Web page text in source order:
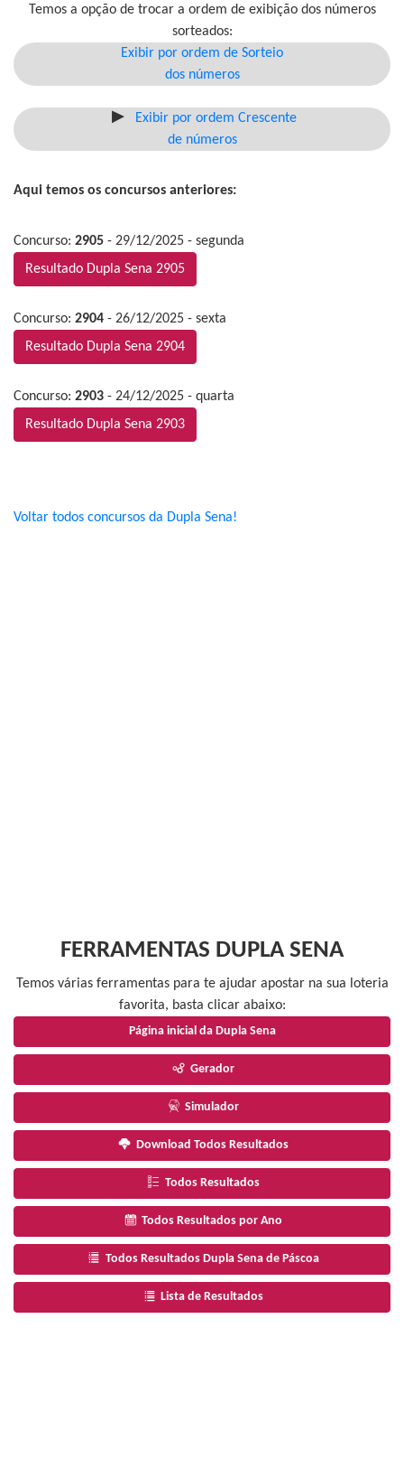
Temos a opção de trocar a ordem de exibição dos números
sorteados:
Exibir por ordem de Sorteio
dos números
Exibir por ordem Crescente
de números
Aqui temos os concursos anteriores:
Concurso: 2905 - 29/12/2025 - segunda
Resultado Dupla Sena 2905
Concurso: 2904 - 26/12/2025 - sexta
Resultado Dupla Sena 2904
Concurso: 2903 - 24/12/2025 - quarta
Resultado Dupla Sena 2903
Voltar todos concursos da Dupla Sena!
FERRAMENTAS DUPLA SENA
Temos várias ferramentas para te ajudar apostar na sua loteria
favorita, basta clicar abaixo:
Página inicial da Dupla Sena
Gerador
Simulador
Download Todos Resultados
Todos Resultados
Todos Resultados por Ano
Todos Resultados Dupla Sena de Páscoa
Lista de Resultados